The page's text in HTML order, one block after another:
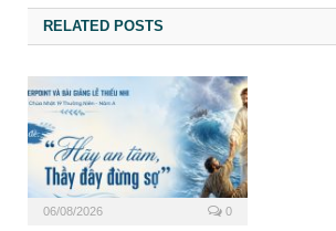
RELATED POSTS
06/08/2026 0